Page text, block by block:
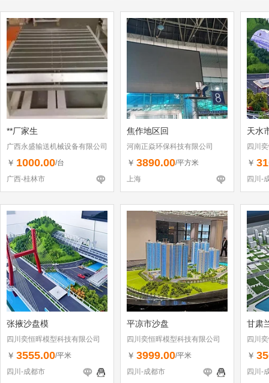
**厂家生
广西永盛输送机械设备有限公司
￥ 1000.00/台
广西-桂林市
焦作地区回
河南正焱环保科技有限公司
￥ 3890.00/平方米
上海
天水
四川
￥
四川-
张掖沙盘模
四川奕恒晖模型科技有限公司
￥ 3555.00/平米
四川-成都市
平凉市沙盘
四川奕恒晖模型科技有限公司
￥ 3999.00/平米
四川-成都市
甘肃
四川
￥
四川-